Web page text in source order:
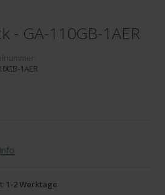
- GA-110GB-1AER
1AER
info
1-2 Werktage